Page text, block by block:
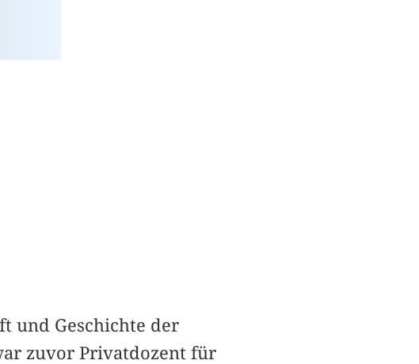
und Geschichte der
zuvor Privatdozent für